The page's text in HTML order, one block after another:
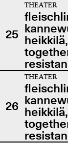
25
THEATER
26
THEATER